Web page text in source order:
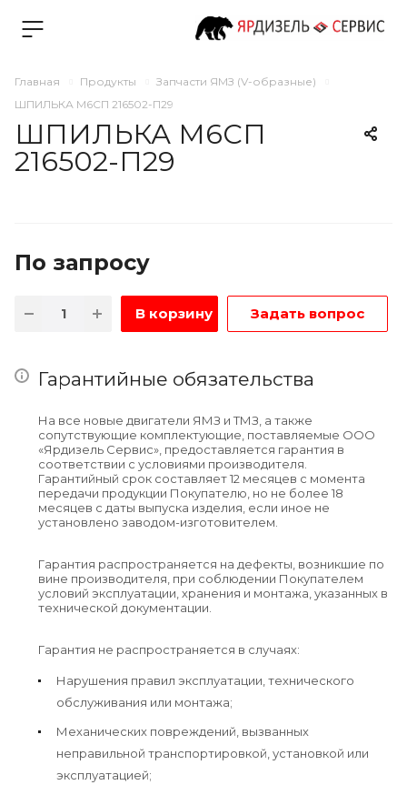
Главная Продукты
Запчасти ЯМЗ (V-образные)
ШПИЛЬКА М6СП 216502-П29
ШПИЛЬКА М6СП
216502-П29
По запросу
В корзину Задать вопрос
Гарантийные обязательства
На все новые двигатели ЯМЗ и ТМЗ, а также
сопутствующие комплектующие, поставляемые ООО
«Ярдизель Сервис», предоставляется гарантия в
соответствии с условиями производителя.
Гарантийный срок составляет 12 месяцев с момента
передачи продукции Покупателю, но не более 18
месяцев с даты выпуска изделия, если иное не
установлено заводом-изготовителем.
Гарантия распространяется на дефекты, возникшие по
вине производителя, при соблюдении Покупателем
условий эксплуатации, хранения и монтажа, указанных в
технической документации.
Гарантия не распространяется в случаях:
Нарушения правил эксплуатации, технического
обслуживания или монтажа;
Механических повреждений, вызванных
неправильной транспортировкой, установкой или
эксплуатацией;